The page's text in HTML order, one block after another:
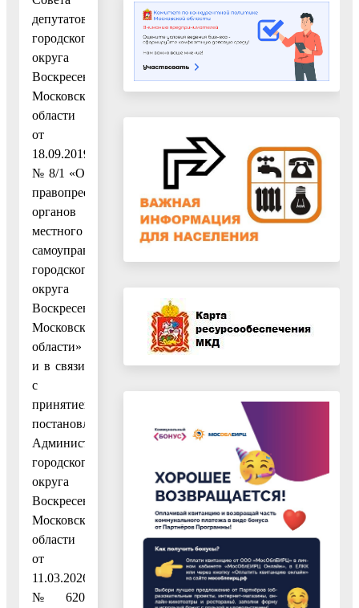
депутатов
городского
округа
Воскресенск
Московской
области
от
18.09.2019
№ 8/1 «О
правопреемстве
органов
местного
самоуправления
городского
округа
Воскресенск
Московской
области»
и в связи
с
принятием
постановления
Администрации
городского
округа
Воскресенск
Московской
области
от
11.03.2026
№ 620